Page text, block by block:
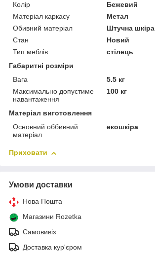
Колір
Бежевий
Матеріал каркасу
Метал
Обивний матеріал
Штучна шкіра
Стан
Новий
Тип меблів
стілець
Габаритні розміри
Вага
5.5 кг
Максимально допустиме
навантаження
100 кг
Матеріал виготовлення
Основний оббивний
матеріал
екошкіра
Приховати
Умови доставки
Нова Пошта
Магазини Rozetka
Самовивіз
Доставка кур'єром